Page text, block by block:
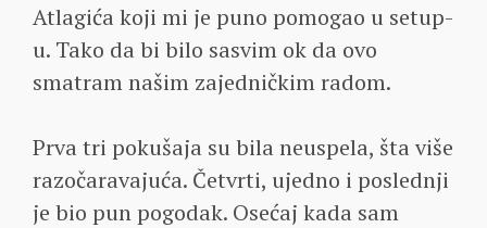
Atlagića koji mi je puno pomogao u setup-
u. Tako da bi bilo sasvim ok da ovo
smatram našim zajedničkim radom.
Prva tri pokušaja su bila neuspela, šta više
razočaravajuća. Četvrti, ujedno i poslednji
je bio pun pogodak. Osećaj kada sam